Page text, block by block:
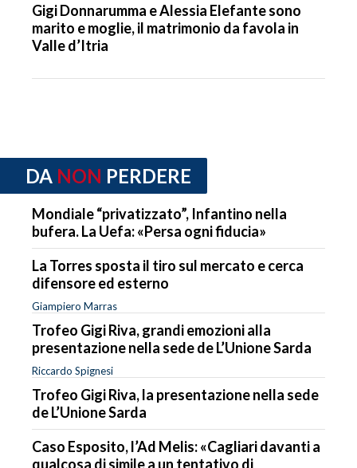
Gigi Donnarumma e Alessia Elefante sono
marito e moglie, il matrimonio da favola in
Valle d’Itria
DA NON PERDERE
Mondiale “privatizzato”, Infantino nella
bufera. La Uefa: «Persa ogni fiducia»
La Torres sposta il tiro sul mercato e cerca
difensore ed esterno
Giampiero Marras
Trofeo Gigi Riva, grandi emozioni alla
presentazione nella sede de L’Unione Sarda
Riccardo Spignesi
Trofeo Gigi Riva, la presentazione nella sede
de L’Unione Sarda
Caso Esposito, l’Ad Melis: «Cagliari davanti a
qualcosa di simile a un tentativo di